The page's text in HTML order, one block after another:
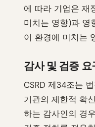
에 따라 기업은 재
미치는 영향)과 영
이 환경에 미치는
감사 및 검증
CSRD 제34조는
기관의 제한적 확
하는 감사인의 경